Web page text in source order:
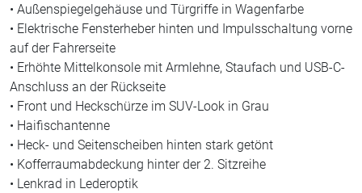
• Außenspiegelgehäuse und Türgriffe in Wagenfarbe
• Elektrische Fensterheber hinten und Impulsschaltung vorne
auf der Fahrerseite
• Erhöhte Mittelkonsole mit Armlehne, Staufach und USB-C-
Anschluss an der Rückseite
• Front und Heckschürze im SUV-Look in Grau
• Haifischantenne
• Heck- und Seitenscheiben hinten stark getönt
• Kofferraumabdeckung hinter der 2. Sitzreihe
• Lenkrad in Lederoptik